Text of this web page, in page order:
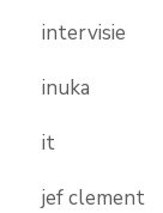
intervisie
inuka
it
jef clement